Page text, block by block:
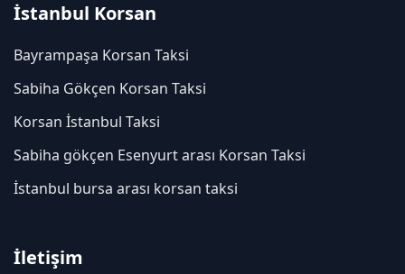
İstanbul Korsan
Bayrampaşa Korsan Taksi
Sabiha Gökçen Korsan Taksi
Korsan İstanbul Taksi
Sabiha gökçen Esenyurt arası Korsan Taksi
İstanbul bursa arası korsan taksi
İletişim